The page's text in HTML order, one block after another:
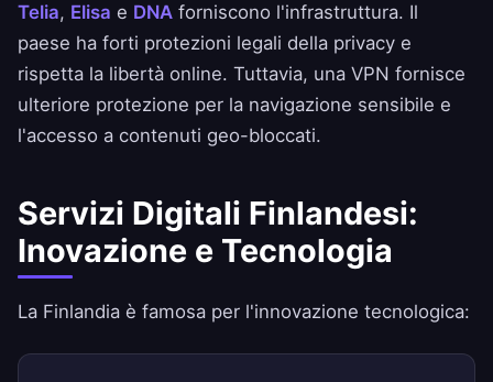
Telia, Elisa e DNA forniscono l'infrastruttura. Il
paese ha forti protezioni legali della privacy e
rispetta la libertà online. Tuttavia, una VPN fornisce
ulteriore protezione per la navigazione sensibile e
l'accesso a contenuti geo-bloccati.
Servizi Digitali Finlandesi:
Inovazione e Tecnologia
La Finlandia è famosa per l'innovazione tecnologica: